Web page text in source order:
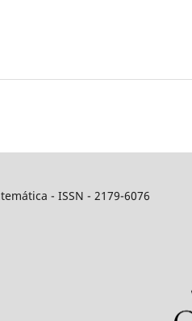
- ISSN - 2179-6076